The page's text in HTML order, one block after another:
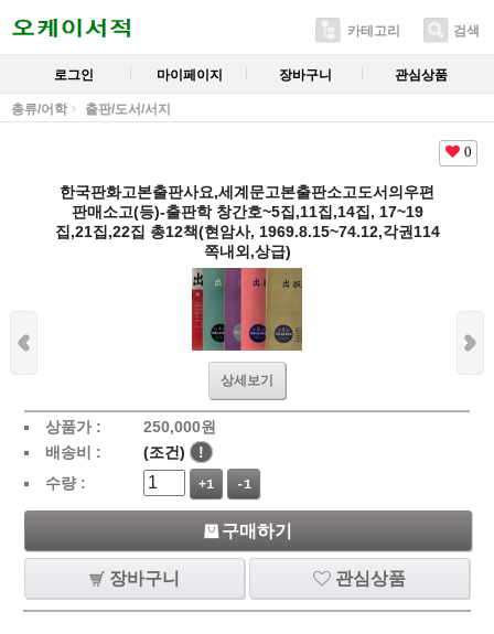
카테고리 검색
로그인 마이페이지 장바구니 관심상품
총류/어학 출판/도서/서지
0
한국판화고본출판사요,세계문고본출판소고도서의우편
판매소고(등)-출판학 창간호~5집,11집,14집, 17~19
집,21집,22집 총12책(현암사, 1969.8.15~74.12,각권114
쪽내외,상급)
상세보기
상품가 : 250,000원
배송비 :
(조건)
!
수량 :
+1 -1
구매하기
장바구니 관심상품